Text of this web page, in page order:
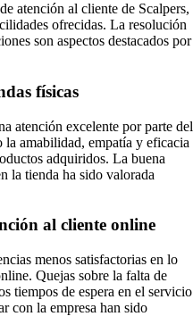
atención al cliente de Scalpers,
ofrecidas. La resolución
son aspectos destacados por
físicas
atención excelente por parte del
la amabilidad, empatía y eficacia
adquiridos. La buena
la tienda ha sido valorada
al cliente online
menos satisfactorias en lo
Quejas sobre la falta de
tiempos de espera en el servicio
con la empresa han sido